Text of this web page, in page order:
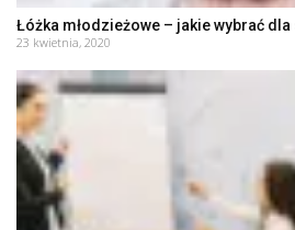
Łóżka młodzieżowe – jakie wybrać
23 kwietnia, 2020